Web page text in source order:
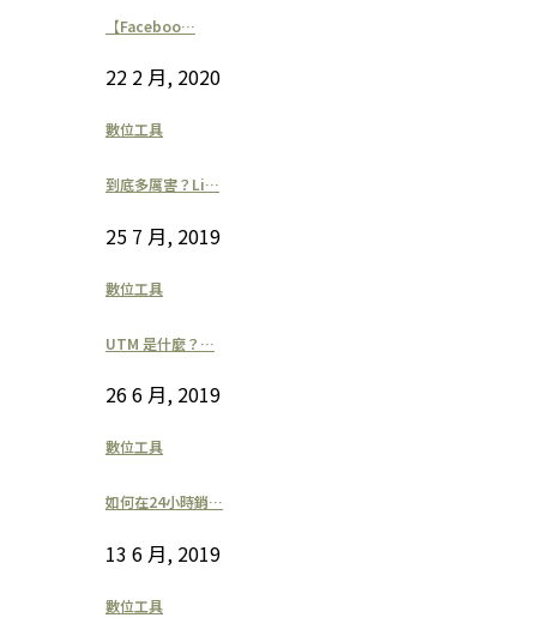
【Faceboo…
22 2 月, 2020
數位工具
到底多厲害？Li…
25 7 月, 2019
數位工具
UTM 是什麼？…
26 6 月, 2019
數位工具
如何在24小時銷…
13 6 月, 2019
數位工具